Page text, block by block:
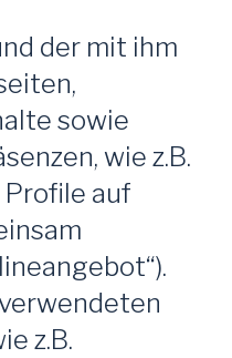
der mit ihm
sowie
wie z.B.
Profile auf
z.B.